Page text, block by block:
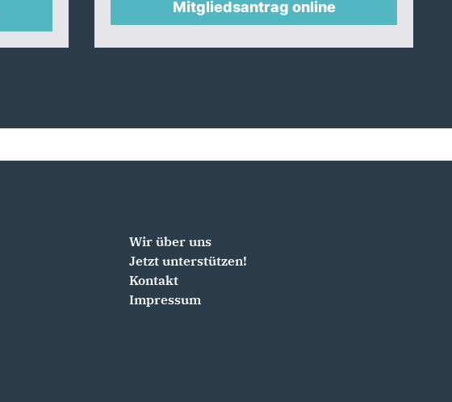
Mitgliedsantrag online
Wir über uns
Jetzt unterstützen!
Kontakt
Impressum